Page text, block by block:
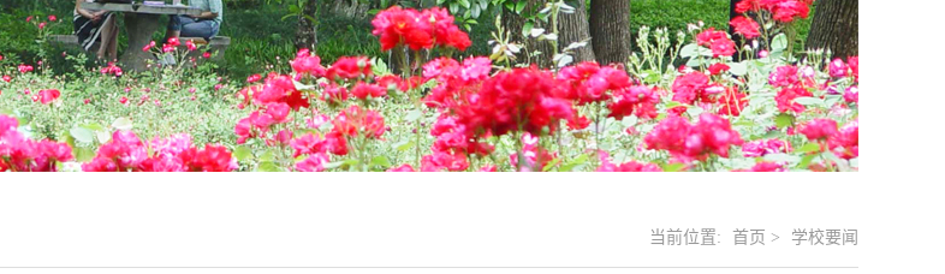
当前位置: 首页 > 学校要闻